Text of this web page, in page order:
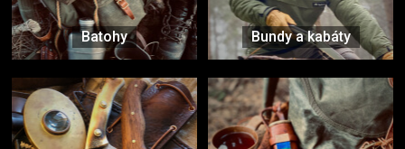
Batohy Bundy a kabáty